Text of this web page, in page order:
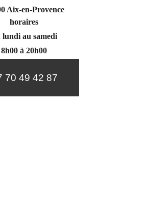
70 49 42 87
Aix-en-Provence
horaires
lundi au samedi
8h00 à 20h00